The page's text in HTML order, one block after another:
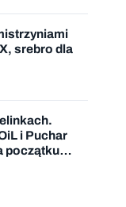
srebro dla
i Puchar
początku